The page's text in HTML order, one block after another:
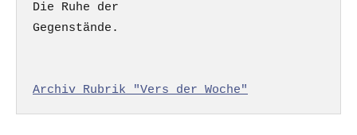
Die Ruhe der
Gegenstände.
Archiv Rubrik "Vers der Woche"